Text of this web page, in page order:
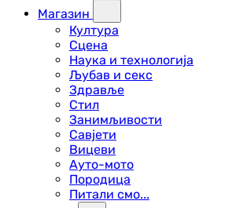
Магазин
Култура
Сцена
Наука и технологија
Љубав и секс
Здравље
Стил
Занимљивости
Савјети
Вицеви
Ауто-мото
Породица
Питали смо...